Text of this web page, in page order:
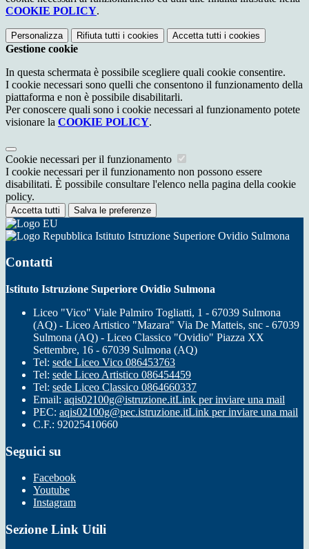
COOKIE POLICY.
Personalizza Rifiuta tutti i cookies Accetta tutti i cookies
Gestione cookie
In questa schermata è possibile scegliere quali cookie consentire.
I cookie necessari sono quelli che consentono il funzionamento della
piattaforma e non è possibile disabilitarli.
Per conoscere quali sono i cookie necessari al funzionamento potete
visionare la COOKIE POLICY.
Cookie necessari per il funzionamento
I cookie necessari per il funzionamento non possono essere
disabilitati. È possibile consultare l'elenco nella pagina della cookie
policy.
Accetta tutti Salva le preferenze
Istituto Istruzione Superiore Ovidio Sulmona
Contatti
Istituto Istruzione Superiore Ovidio Sulmona
Liceo "Vico" Viale Palmiro Togliatti, 1 - 67039 Sulmona
(AQ) - Liceo Artistico "Mazara" Via De Matteis, snc - 67039
Sulmona (AQ) - Liceo Classico "Ovidio" Piazza XX
Settembre, 16 - 67039 Sulmona (AQ)
Tel: sede Liceo Vico 086453763
Tel: sede Liceo Artistico 086454459
Tel: sede Liceo Classico 0864660337
Email: aqis02100g@istruzione.itLink per inviare una mail
PEC: aqis02100g@pec.istruzione.itLink per inviare una mail
C.F.: 92025410660
Seguici su
Facebook
Youtube
Instagram
Sezione Link Utili